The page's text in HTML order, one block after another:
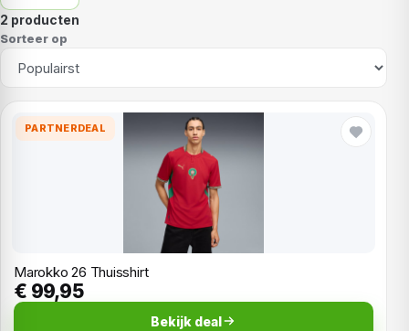
2 producten
Sorteer op
PARTNERDEAL
Marokko 26 Thuisshirt
€ 99,95
Bekijk deal